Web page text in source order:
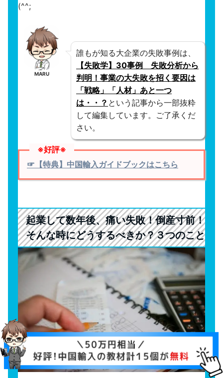
(^^;
MARU
誰もが知る大企業の失敗事例は、
【失敗学】30事例 失敗分析から
判明！事業の大失敗を招く要因は
「戦略」「人材」あと一つ
は・・？ という記事から一部抜粋
して編集しています。ご了承くだ
さい。
※好評※
☞【特典】中国輸入ガイドブックはこちら
起業して数年後、痛い失敗！倒産寸前！
そんな時にどうするべきか？３つのこと